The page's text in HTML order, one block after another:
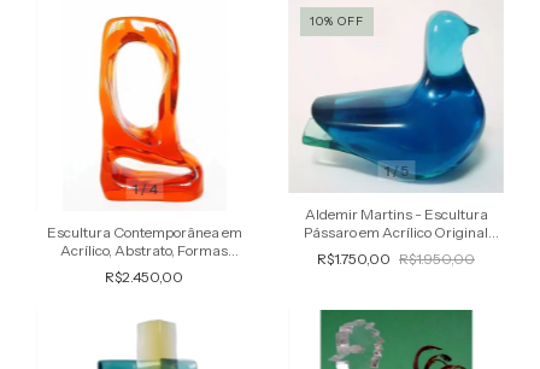
1/4
Escultura Contemporânea em
Acrílico, Abstrato, Formas
Orgânicas
R$2.450,00
1/5
10% OFF
Aldemir Martins - Escultura
Pássaro em Acrílico Original
1973 Assinada Internamente
R$1.750,00 R$1.950,00